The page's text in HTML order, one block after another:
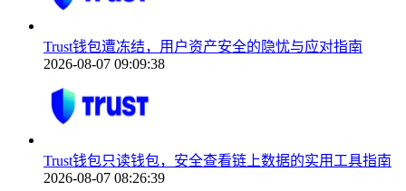
Trust钱包遭冻结，用户资产安全的隐忧与应对指南
2026-08-07 09:09:38
Trust钱包只读钱包，安全查看链上数据的实用工具指南
2026-08-07 08:26:39